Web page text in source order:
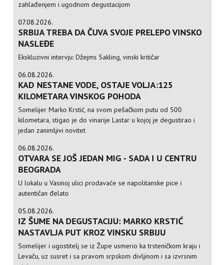
zahlađenjem i ugodnom degustacijom
07.08.2026.
SRBIJA TREBA DA ČUVA SVOJE PRELEPO VINSKO
NASLEĐE
Ekskluzivni intervju: Džejms Sakling, vinski kritičar
06.08.2026.
KAD NESTANE VODE, OSTAJE VOLJA:125
KILOMETARA VINSKOG POHODA
Somelijer Marko Krstić, na svom pešačkom putu od 500
kilometara, stigao je do vinarije Lastar u kojoj je degustirao i
jedan zanimljivi novitet
06.08.2026.
OTVARA SE JOŠ JEDAN MIG - SADA I U CENTRU
BEOGRADA
U lokalu u Vasinoj ulici prodavaće se napolitanske pice i
autentičan đelato
05.08.2026.
IZ ŠUME NA DEGUSTACIJU: MARKO KRSTIĆ
NASTAVLJA PUT KROZ VINSKU SRBIJU
Somelijer i ugostitelj se iz Župe usmerio ka trsteničkom kraju i
Levaču, uz susret i sa pravom srpskom divljinom i sa izvrsnim